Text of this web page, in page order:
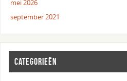
mei 2026
september 2021
CATEGORIEËN